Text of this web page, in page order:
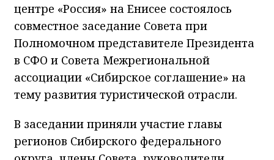
центре «Россия» на Енисее состоялось
совместное заседание Совета при
Полномочном представителе Президента
в СФО и Совета Межрегиональной
ассоциации «Сибирское соглашение» на
тему развития туристической отрасли.
В заседании приняли участие главы
регионов Сибирского федерального